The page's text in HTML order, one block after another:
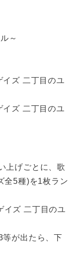
～
ズ 二丁目のユ
ズ 二丁目のユ
上げごとに、歌
全5種)を1枚ラン
イズ 二丁目のユ
等が出たら、下